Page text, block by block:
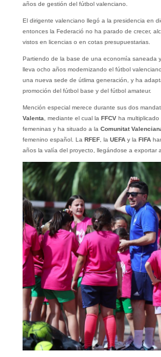
años de gestión del fútbol valenciano.
El dirigente valenciano llegó a la presidencia en
entonces la Federació no ha parado de crecer,
vistos en licencias o en cotas presupuestarias.
Partiendo de la base de una economía saneada
lleva ocho años modernizando el fútbol
una nueva sede de útlima generación, y ha
promoción del fútbol base y del fútbol amateur.
Mención especial merece durante sus dos
Valenta, mediante el cual la FFCVha multiplicado
femeninas y ha situado a laComunitat
femenino español. La RFEF, la UEFAy la FIFA
años la valía del proyecto, llegándose a exportar